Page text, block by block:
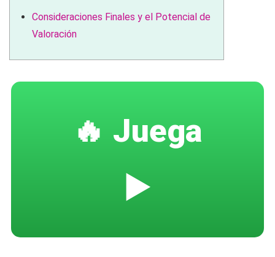
Consideraciones Finales y el Potencial de
Valoración
🔥 Juega
▶️